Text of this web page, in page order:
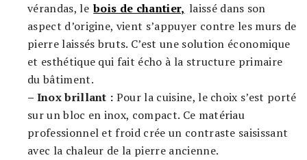
vérandas, le bois de chantier, laissé dans son
aspect d’origine, vient s’appuyer contre les murs de
pierre laissés bruts. C’est une solution économique
et esthétique qui fait écho à la structure primaire
du bâtiment.
– Inox brillant : Pour la cuisine, le choix s’est porté
sur un bloc en inox, compact. Ce matériau
professionnel et froid crée un contraste saisissant
avec la chaleur de la pierre ancienne.